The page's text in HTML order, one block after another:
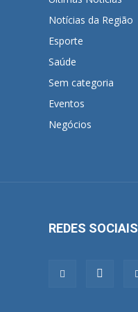
Notícias da Região
Esporte
Saúde
Sem categoria
Eventos
Negócios
REDES SOCIAIS